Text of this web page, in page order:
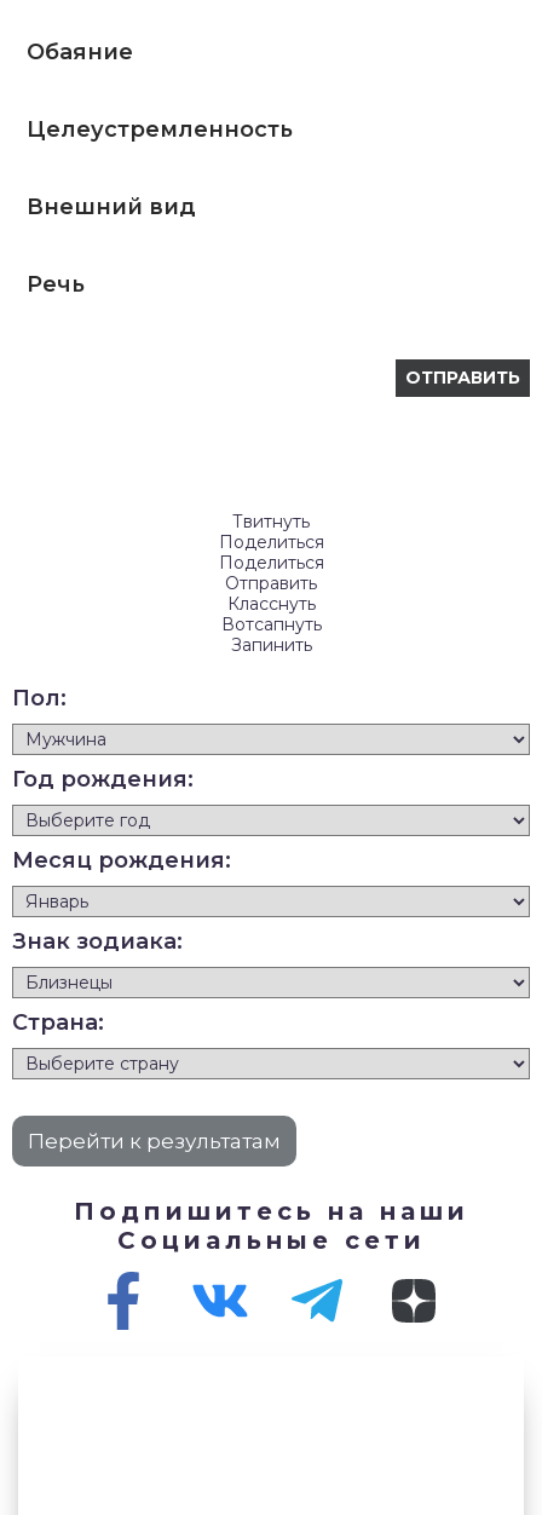
Обаяние
Целеустремленность
Внешний вид
Речь
Твитнуть
Поделиться
Поделиться
Отправить
Класснуть
Вотсапнуть
Запинить
Пол:
Год рождения:
Месяц рождения:
Знак зодиака:
Страна:
Подпишитесь на наши
Социальные сети